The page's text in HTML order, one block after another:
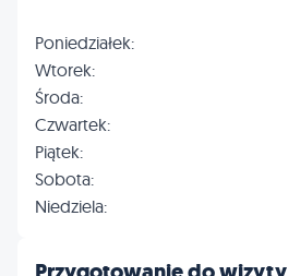
Poniedziałek:
Wtorek:
Środa:
Czwartek:
Piątek:
Sobota:
Niedziela: